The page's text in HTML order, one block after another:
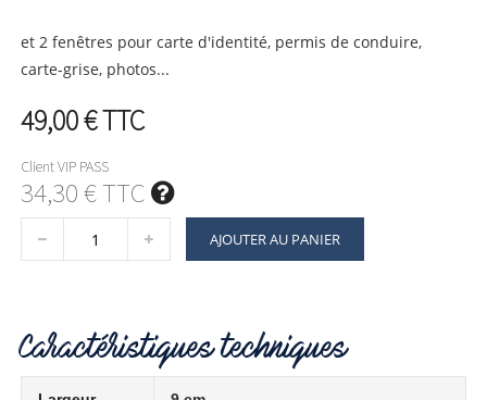
et 2 fenêtres pour carte d'identité, permis de conduire,
carte-grise, photos...
49,00 €TTC
Client VIP PASS
34,30 € TTC
AJOUTER AU PANIER
Caractéristiques techniques